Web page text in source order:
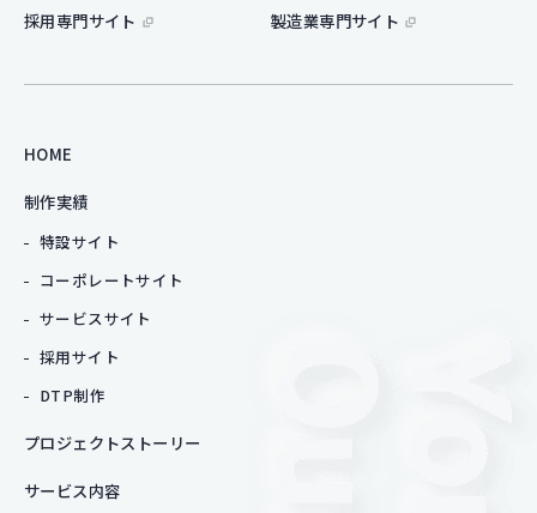
採用専門サイト 製造業専門サイト
HOME
制作実績
特設サイト
コーポレートサイト
サービスサイト
採用サイト
DTP制作
プロジェクトストーリー
サービス内容